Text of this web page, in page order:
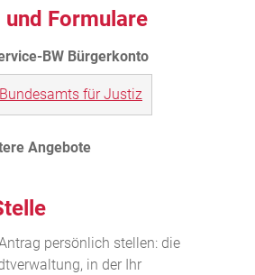
Formulare
für Justiz
persönlich stellen: die
in der Ihr